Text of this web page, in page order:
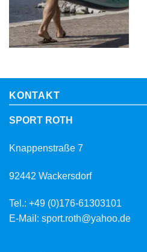
KONTAKT
SPORT ROTH
Knappenstraße 7
92442 Wackersdorf
Tel.: +49 (0)176-61303101
E-Mail: sport.roth@yahoo.de